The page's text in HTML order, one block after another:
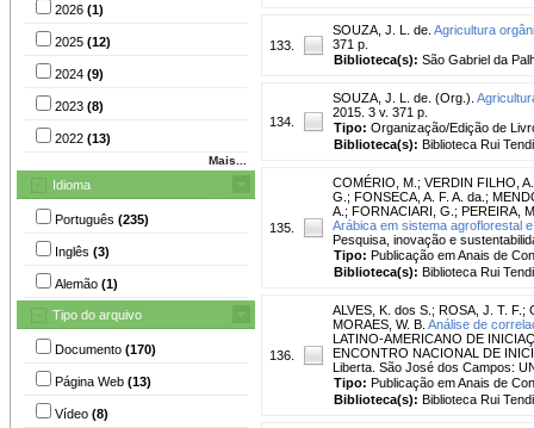
2026 (1)
2025 (12)
2024 (9)
2023 (8)
2022 (13)
Mais...
Idioma
Português (235)
Inglês (3)
Alemão (1)
Tipo do arquivo
Documento (170)
Página Web (13)
Vídeo (8)
133.
SOUZA, J. L. de. Agricultura
371 p.
Biblioteca(s): São Gabriel da
134.
SOUZA, J. L. de. (Org.).
2015. 3 v. 371 p.
Tipo: Organização/Edição de
Biblioteca(s): Biblioteca Rui
135.
COMÉRIO, M. ; VERDIN FILHO,
G. ; FONSECA, A. F. A. da. ;
A. ; FORNACIARI, G. ; PEREIRA,
Arábica em sistema agroflorestal
Pesquisa, inovação e
Tipo: Publicação em Anais de
Biblioteca(s): Biblioteca Rui
136.
ALVES, K. dos S. ; ROSA, J. T. F. ;
MORAES, W. B. Análise de
LATINO-AMERICANO DE
ENCONTRO NACIONAL DE
Liberta. São José dos Campos:
Tipo: Publicação em Anais de
Biblioteca(s): Biblioteca Rui